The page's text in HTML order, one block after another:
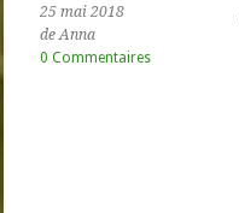
25 mai 2018
de Anna
0 Commentaires